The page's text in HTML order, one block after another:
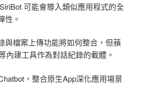
可能會導入類似應用程式的全
性。
與檔案上傳功能將如何整合，但蘋
內建工具作為對話紀錄的載體。
，整合原生App深化應用場景